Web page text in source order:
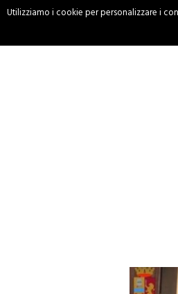
Utilizziamo i cookie per personalizzare i